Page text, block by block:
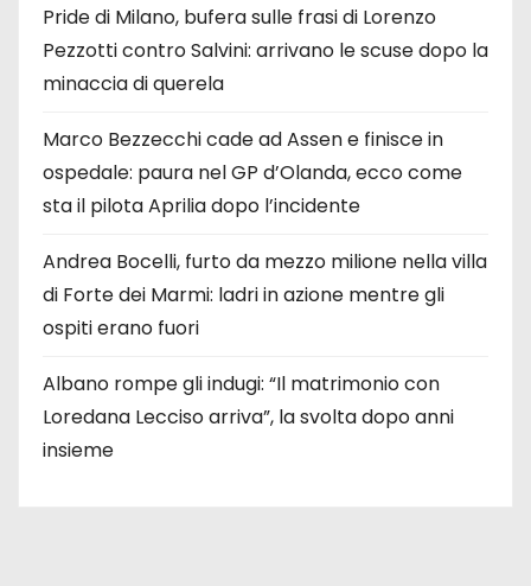
Pride di Milano, bufera sulle frasi di Lorenzo
Pezzotti contro Salvini: arrivano le scuse dopo la
minaccia di querela
Marco Bezzecchi cade ad Assen e finisce in
ospedale: paura nel GP d’Olanda, ecco come
sta il pilota Aprilia dopo l’incidente
Andrea Bocelli, furto da mezzo milione nella villa
di Forte dei Marmi: ladri in azione mentre gli
ospiti erano fuori
Albano rompe gli indugi: “Il matrimonio con
Loredana Lecciso arriva”, la svolta dopo anni
insieme